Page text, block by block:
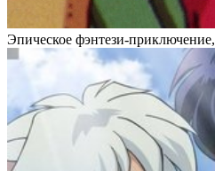
Эпическое фэнтези-